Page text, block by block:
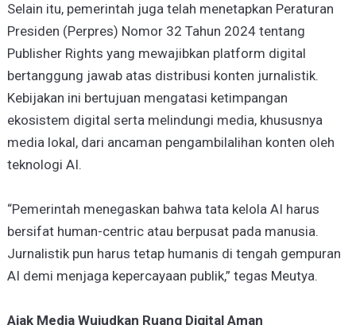
Selain itu, pemerintah juga telah menetapkan Peraturan
Presiden (Perpres) Nomor 32 Tahun 2024 tentang
Publisher Rights yang mewajibkan platform digital
bertanggung jawab atas distribusi konten jurnalistik.
Kebijakan ini bertujuan mengatasi ketimpangan
ekosistem digital serta melindungi media, khususnya
media lokal, dari ancaman pengambilalihan konten oleh
teknologi AI.
“Pemerintah menegaskan bahwa tata kelola AI harus
bersifat human-centric atau berpusat pada manusia.
Jurnalistik pun harus tetap humanis di tengah gempuran
AI demi menjaga kepercayaan publik,” tegas Meutya.
Ajak Media Wujudkan Ruang Digital Aman